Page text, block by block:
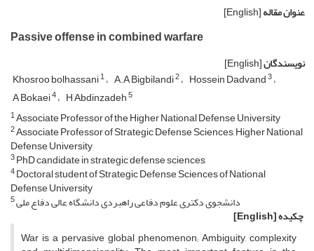
عنوان مقاله[English]
Passive offense in combined warfare
نویسندگان[English]
Khosroo bolhassani1 A.A Bigbilandi2 Hossein Dadvand3
A Bokaei4 H Abdinzadeh5
1Associate Professor of the Higher National Defense University
2Associate Professor of Strategic Defense Sciences, Higher National
Defense University
3PhD candidate in strategic defense sciences
4Doctoral student of Strategic Defense Sciences of National
Defense University
5دانشجوی دکتری علوم دفاعی راهبردی دانشگاه عالی دفاع ملی
چکیده[English]
War is a pervasive global phenomenon; Ambiguity, complexity